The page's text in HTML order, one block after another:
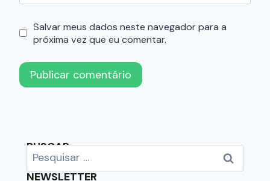
Salvar meus dados neste navegador para a
próxima vez que eu comentar.
BUSCAR
NEWSLETTER